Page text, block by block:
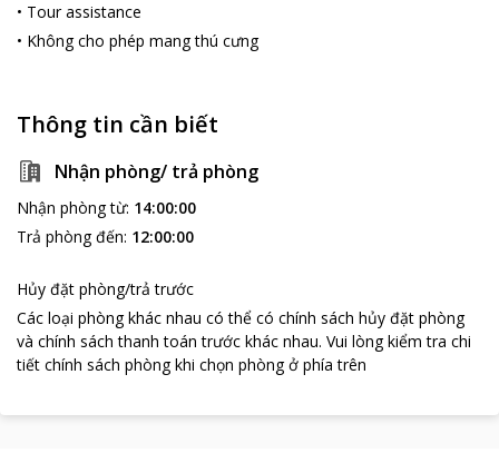
• Tour assistance
• Không cho phép mang thú cưng
Thông tin cần biết
Nhận phòng/ trả phòng
Nhận phòng từ: 14:00:00
Trả phòng đến: 12:00:00
Hủy đặt phòng/trả trước
Các loại phòng khác nhau có thể có chính sách hủy đặt phòng
và chính sách thanh toán trước khác nhau. Vui lòng kiểm tra chi
tiết chính sách phòng khi chọn phòng ở phía trên